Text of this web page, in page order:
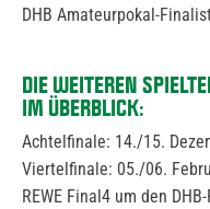
DHB Amateurpokal-
DIE WEITEREN
IM ÜBERBLICK:
Achtelfinale: 14./15.
Viertelfinale: 05./06.
REWE Final4 um den